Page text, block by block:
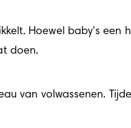
Hoewel baby's een
doen.
van volwassenen.